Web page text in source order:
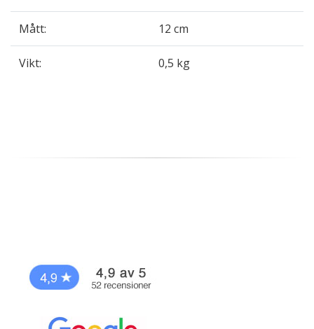
Mått: 12 cm
Vikt: 0,5 kg